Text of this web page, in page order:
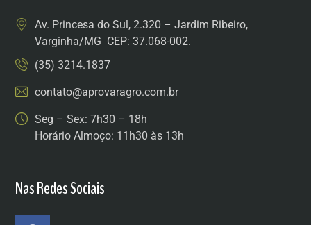
Av. Princesa do Sul, 2.320 – Jardim Ribeiro,
Varginha/MG CEP: 37.068-002.
(35) 3214.1837
contato@aprovaragro.com.br
Seg – Sex: 7h30 – 18h
Horário Almoço: 11h30 às 13h
Nas Redes Sociais